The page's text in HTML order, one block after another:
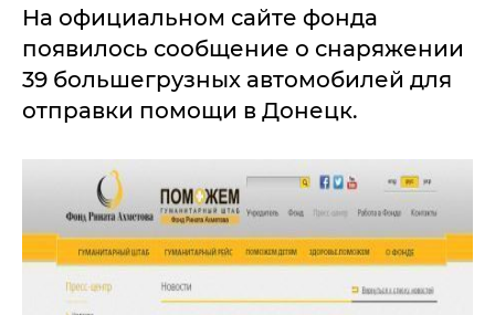
На официальном сайте фонда
появилось сообщение о снаряжении
39 большегрузных автомобилей для
отправки помощи в Донецк.